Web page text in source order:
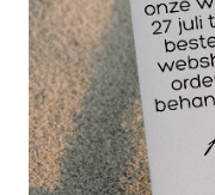
Wellicht